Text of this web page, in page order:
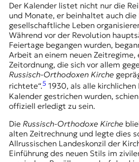
Der Kalender listet nicht nur die
und Monate, er beinhaltet auch die
gesellschaftliche Leben
Während vor der Revolution
Feiertage begangen wurden,
Arbeit an einem neuen Zeitregime,
Zeitordnung, die sich vor allem
Russisch-Orthodoxen Kirche
richtete“.5 1930, als alle
Kalender gestrichen wurden,
offiziell erledigt zu sein.
Die Russisch-Orthodoxe Kirche
alten Zeitrechnung und legte dies
Allrussischen Landeskonzil der
Einführung des neuen Stils im